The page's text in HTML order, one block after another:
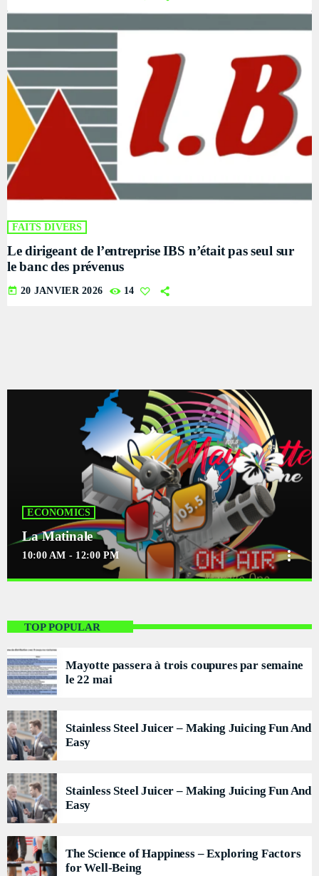
FAITS DIVERS
Le dirigeant de l’entreprise IBS n’était pas seul sur
le banc des prévenus
today 20 JANVIER 2026 14
ECONOMICS
La Matinale
10:00 AM - 12:00 PM more_vert
schedule, and you can set automatic carousels of Podcasts, Articles and
Charts by simply choosing a category. Curabitur id lacus felis. Sed
justo mauris, auctor eget tellus nec, pellentesque varius mauris. Sed eu
varius. Suspendisse varius laoreet sodales.
TOP POPULAR
Mayotte passera à trois coupures par semaine
le 22 mai
Stainless Steel Juicer – Making Juicing Fun And
Easy
Stainless Steel Juicer – Making Juicing Fun And
Easy
The Science of Happiness – Exploring Factors
for Well-Being